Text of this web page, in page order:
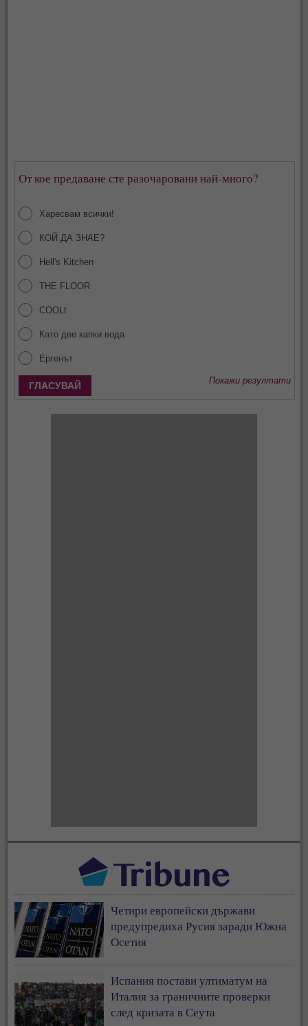
От кое предаване сте разочаровани най-много?
Харесвам всички!
КОЙ ДА ЗНАЕ?
Hell's Kitchen
THE FLOOR
COOLt
Като две капки вода
Ергенът
Покажи резултати
Четири европейски държави
предупредиха Русия заради Южна
Осетия
Испания постави ултиматум на
Италия за граничните проверки
след кризата в Сеута